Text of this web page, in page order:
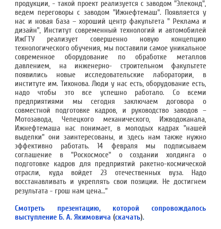
продукции, - такой проект реализуется с заводом "Элеконд",
ведем переговоры с заводом "Ижнефтемаш". Появляется у
нас и новая база – хороший центр факультета " Реклама и
дизайн", Институт современный технологий и автомобилей
ИжГТУ реализует совершенно новую концепцию
технологического обучения, мы поставили самое уникальное
современное оборудование по обработке металлов
давлением, на инженерно- строительном факультете
появились новые исследовательские лаборатории, в
институте им. Тихонова. Люди у нас есть, оборудование есть,
надо чтобы это все успешно работало. Со всеми
предприятиями мы сегодня заключаем договора о
совместной подготовке кадров, и руководство заводов –
Мотозавода, Чепецкого механического, Ижводоканала,
Ижнефтемаша нас понимает, в молодых кадрах "нашей
выделки" они заинтересованы, и здесь нам также нужно
эффективно работать. 14 февраля мы подписываем
соглашение в "Роскосмосе" о создании холдинга о
подготовке кадров для предприятий ракетно-космической
отрасли, куда войдет 23 отечественных вуза. Надо
восстанавливать и укреплять свои позиции. Не достигнем
результата - грош нам цена…"
Смотреть презентацию, которой сопровождалось
выступление Б. А. Якимовича (скачать).